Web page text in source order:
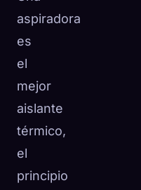
aspiradora
es
el
mejor
aislante
térmico,
el
principio